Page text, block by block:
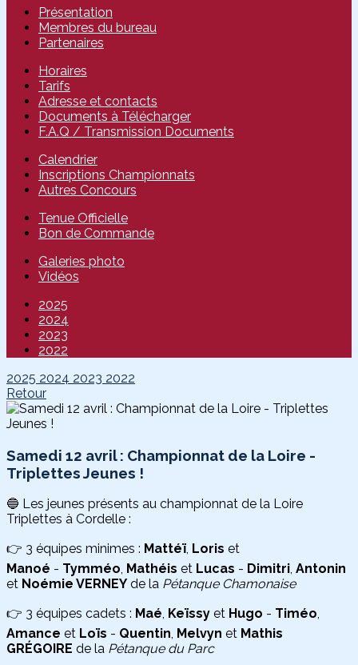
Présentation
Membres du bureau
Partenaires
Horaires
Tarifs
Adresse et contacts
Documents à Télécharger
F.A.Q / Transmission Documents
Calendrier
Inscriptions Championnats
Autres Concours
Tenue Officielle
Bon de Commande
Galeries photo
Vidéos
2025
2024
2023
2022
2025 2024 2023 2022
Retour
Samedi 12 avril : Championnat de la Loire -
Triplettes Jeunes !
🔵 Les jeunes présents au championnat de la Loire
Triplettes à Cordelle :
👉 3 équipes minimes : Mattéï, Loris et
Manoé - Tymméo, Mathéis et Lucas - Dimitri, Antonin
et Noémie VERNEY de la Pétanque Chamonaise
👉 3 équipes cadets : Maé, Keïssy et Hugo - Timéo,
Amance et Loïs - Quentin, Melvyn et Mathis
GRÉGOIRE de la Pétanque du Parc